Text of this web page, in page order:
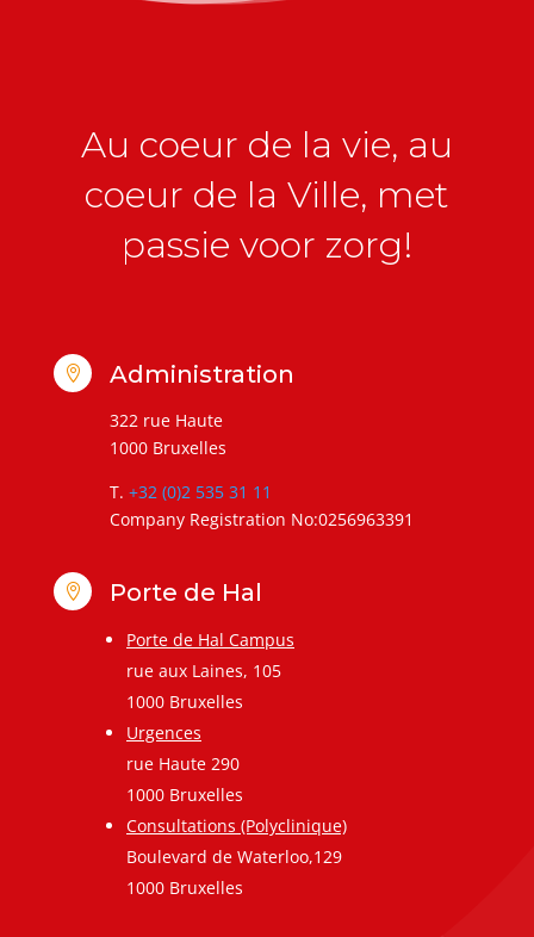
Au coeur de la vie, au
coeur de la Ville, met
passie voor zorg!
 Administration
322 rue Haute
1000 Bruxelles
T. +32 (0)2 535 31 11
Company Registration No:0256963391
 Porte de Hal
Porte de Hal Campus
rue aux Laines, 105
1000 Bruxelles
Urgences
rue Haute 290
1000 Bruxelles
Consultations (Polyclinique)
Boulevard de Waterloo,129
1000 Bruxelles